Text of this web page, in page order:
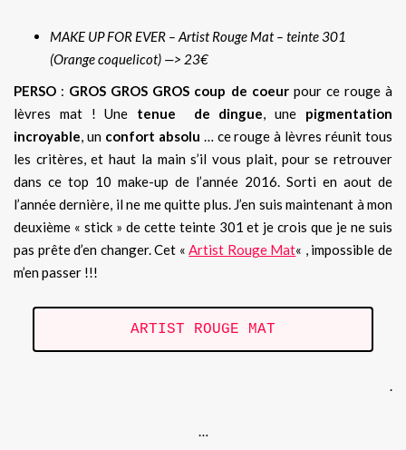
MAKE UP FOR EVER – Artist Rouge Mat – teinte 301
(Orange coquelicot) —> 23€
PERSO : GROS GROS GROS coup de coeurpour ce rouge à
lèvres mat ! Une tenue de dingue, une pigmentation
incroyable, un confort absolu … ce rouge à lèvres réunit tous
les critères, et haut la main s’il vous plait, pour se retrouver
dans ce top 10 make-up de l’année 2016. Sorti en aout de
l’année dernière, il ne me quitte plus. J’en suis maintenant à mon
deuxième « stick » de cette teinte 301 et je crois que je ne suis
pas prête d’en changer. Cet «Artist Rouge Mat« , impossible de
m’en passer !!!
ARTIST ROUGE MAT
.
…